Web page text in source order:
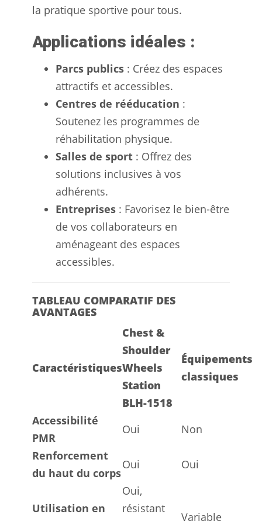
la pratique sportive pour tous.
Applications idéales :
Parcs publics : Créez des espaces
attractifs et accessibles.
Centres de rééducation :
Soutenez les programmes de
réhabilitation physique.
Salles de sport : Offrez des
solutions inclusives à vos
adhérents.
Entreprises : Favorisez le bien-être
de vos collaborateurs en
aménageant des espaces
accessibles.
TABLEAU COMPARATIF DES
AVANTAGES
Caractéristiques
Chest &
Shoulder
Wheels
Station
BLH-1518
Équipements
classiques
Accessibilité
PMR
Oui
Non
Renforcement
du haut du corps
Oui Oui
Utilisation en
Oui,
résistant
Variable